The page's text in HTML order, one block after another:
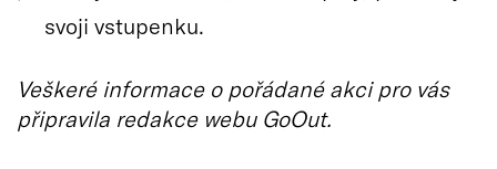
svoji vstupenku.
Veškeré informace o pořádané akci pro vás
připravila redakce webu GoOut.